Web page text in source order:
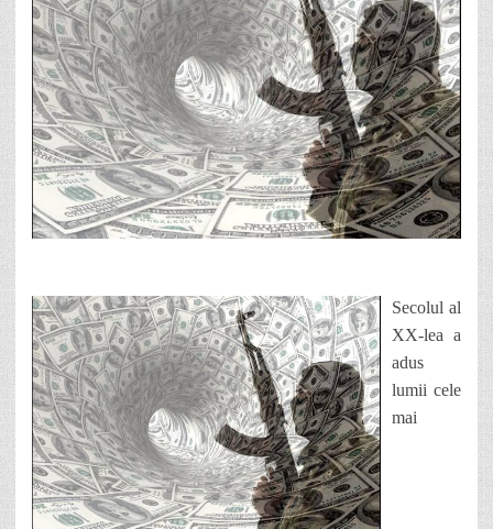
Secolul al
XX-lea a
adus
lumii cele
mai